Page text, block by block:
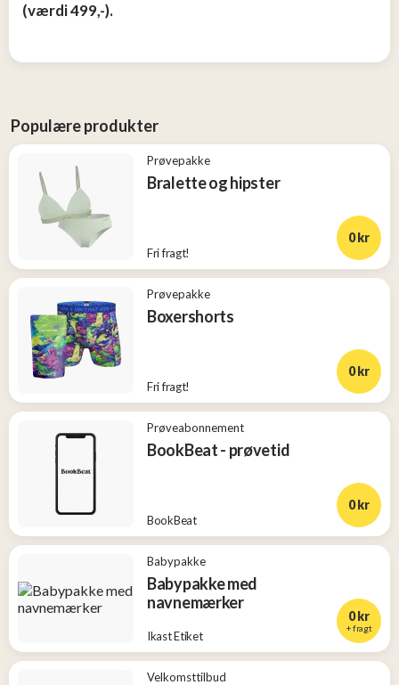
(værdi 499,-).
Populære produkter
Prøvepakke
Bralette og hipster
Fri fragt!
0 kr
Prøvepakke
Boxershorts
Fri fragt!
0 kr
Prøveabonnement
BookBeat - prøvetid
BookBeat
0 kr
Babypakke
Babypakke med
navnemærker
Ikast Etiket
0 kr
+ fragt
Velkomsttilbud
Konkurrencer
Populære
produkter